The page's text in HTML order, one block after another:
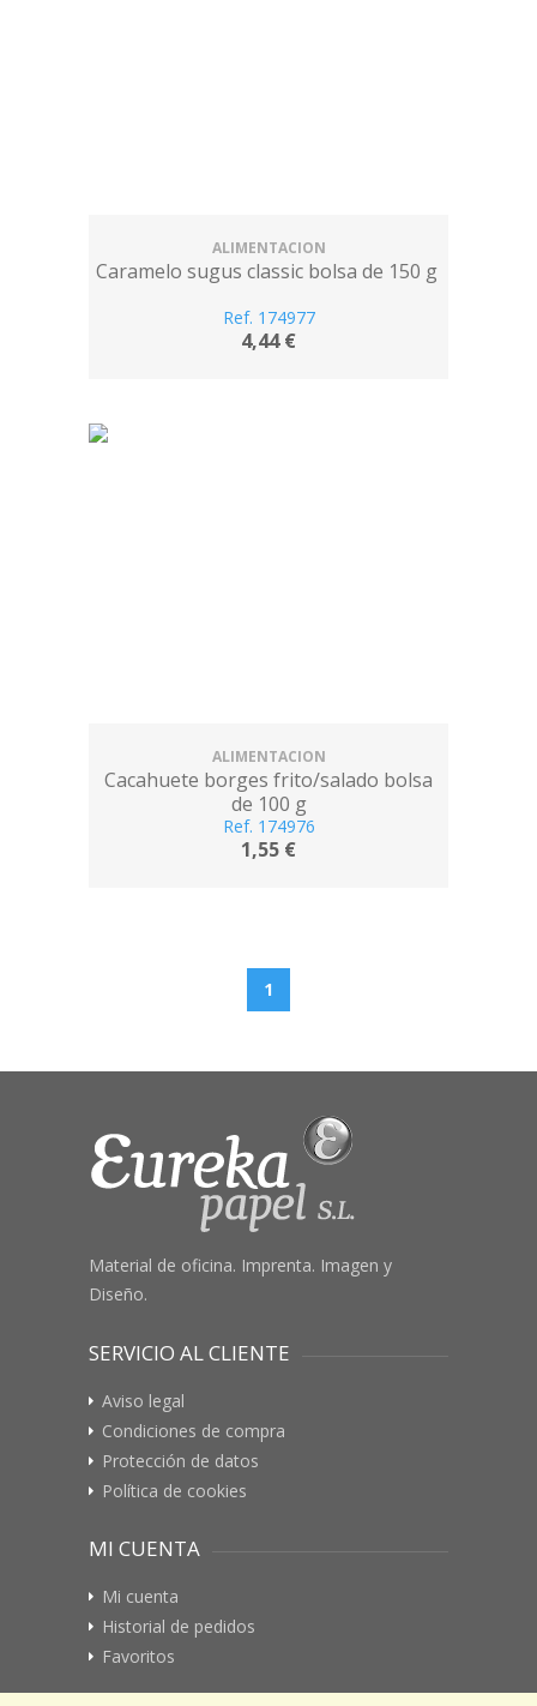
ALIMENTACION
Caramelo sugus classic bolsa de 150 g
Ref. 174977
4,44 €
ALIMENTACION
Cacahuete borges frito/salado bolsa
de 100 g
Ref. 174976
1,55 €
1
Material de oficina. Imprenta. Imagen y
Diseño.
SERVICIO AL CLIENTE
Aviso legal
Condiciones de compra
Protección de datos
Política de cookies
MI CUENTA
Mi cuenta
Historial de pedidos
Favoritos